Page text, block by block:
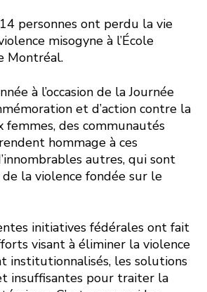
personnes ont perdu la vie
misogyne à l’École
Montréal.
à l’occasion de la Journée
et d’action contre la
femmes, des communautés
hommage à ces
autres, qui sont
la violence fondée sur le
initiatives fédérales ont fait
visant à éliminer la violence
institutionnalisés, les solutions
insuffisantes pour traiter la